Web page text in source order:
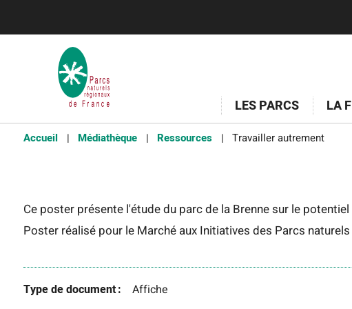
LES PARCS LA
Accueil Médiathèque Ressources Travailler autrement
Ce poster présente l'étude du parc de la Brenne sur le
Poster réalisé pour le Marché aux Initiatives des Parcs
Type de document Affiche